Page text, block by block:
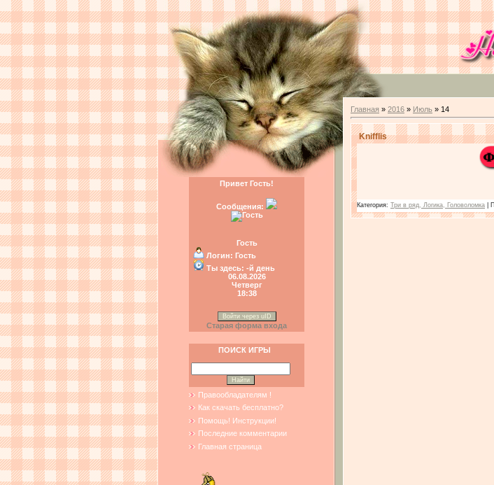
Привет Гость!
Сообщения:
Гость
Логин: Гость
Ты здесь: -й день
06.08.2026
Четверг
18:38
Войти через uID
Старая форма входа
ПОИСК ИГРЫ
Правообладателям !
Как скачать бесплатно?
Помощь! Инструкции!
Последние комментарии
Главная страница
Главная » 2016 » Июль » 14
Knifflis
Категория: Три в ряд, Логика, Головоломка |